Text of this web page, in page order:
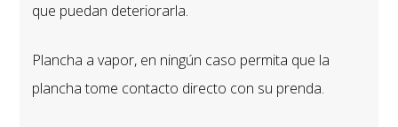
que puedan deteriorarla.
Plancha a vapor, en ningún caso permita que la
plancha tome contacto directo con su prenda.